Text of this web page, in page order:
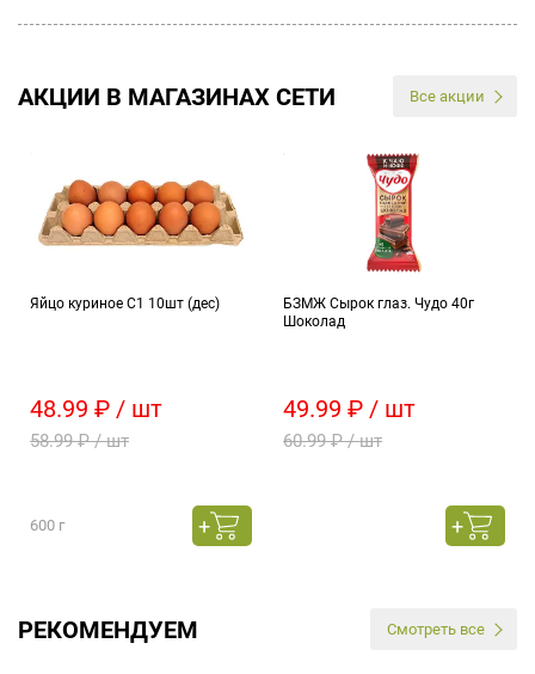
АКЦИИ В МАГАЗИНАХ СЕТИ Все акции
Яйцо куриное С1 10шт (дес)
48.99 ₽ / шт
58.99 ₽ / шт
600 г
БЗМЖ Сырок глаз. Чудо 40г
Шоколад
49.99 ₽ / шт
60.99 ₽ / шт
РЕКОМЕНДУЕМ Смотреть все